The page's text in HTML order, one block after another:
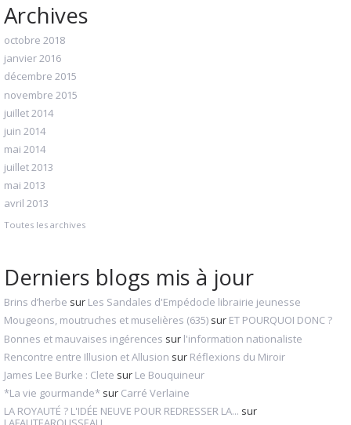
Archives
octobre 2018
janvier 2016
décembre 2015
novembre 2015
juillet 2014
juin 2014
mai 2014
juillet 2013
mai 2013
avril 2013
Toutes les archives
Derniers blogs mis à jour
Brins d’herbe sur Les Sandales d'Empédocle librairie jeunesse
Mougeons, moutruches et muselières (635) sur ET POURQUOI DONC ?
Bonnes et mauvaises ingérences sur l'information nationaliste
Rencontre entre Illusion et Allusion sur Réflexions du Miroir
James Lee Burke : Clete sur Le Bouquineur
*La vie gourmande* sur Carré Verlaine
LA ROYAUTÉ ? L'IDÉE NEUVE POUR REDRESSER LA... sur